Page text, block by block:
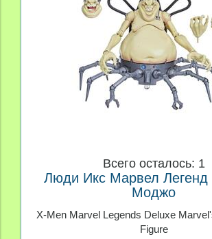
Всего осталось: 1
Люди Икс Марвел Легенд
Моджо
X-Men Marvel Legends Deluxe
Figure